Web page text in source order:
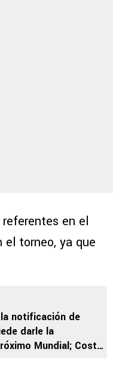
en el
el torneo, ya que
notificación de
darle la
Mundial; Costa